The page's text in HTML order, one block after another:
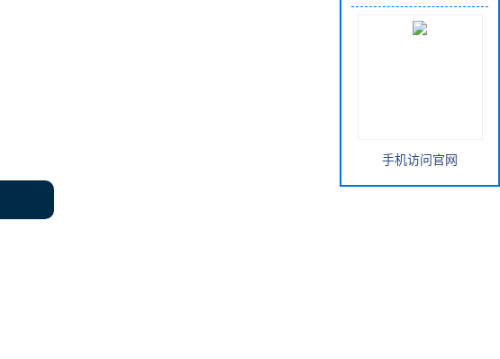
手机访问官网